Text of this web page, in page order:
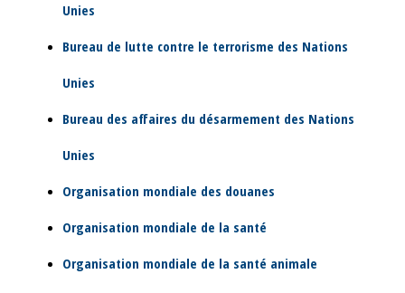
Unies
Bureau de lutte contre le terrorisme des Nations
Unies
Bureau des affaires du désarmement des Nations
Unies
Organisation mondiale des douanes
Organisation mondiale de la santé
Organisation mondiale de la santé animale